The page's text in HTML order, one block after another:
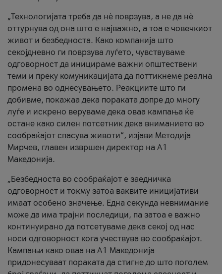
„Технологијата треба да нè поврзува, а не да нè
оттурнува од она што е најважно, а тоа е човечкиот
живот и безбедноста. Како компанија што
секојдневно ги поврзува луѓето, чувствуваме
одговорност да иницираме важни општествени
теми и преку комуникацијата да поттикнеме реална
промена во однесувањето. Реакциите што ги
добивме, покажаа дека пораката допре до многу
луѓе и искрено веруваме дека оваа кампања ќе
остане како силен потсетник дека вниманието во
сообраќајот спасува животи“, изјави Методија
Мирчев, главен извршен директор на А1
Македонија.
„Безбедноста во сообраќајот е заедничка
одговорност и токму затоа ваквите иницијативи
имаат особено значење. Една секунда невнимание
може да има трајни последици, па затоа е важно
континуирано да потсетуваме дека секој од нас
носи одговорност кога учествува во сообраќајот.
Кампањи како оваа на A1 Македонија
придонесуваат пораката да стигне до што поголем